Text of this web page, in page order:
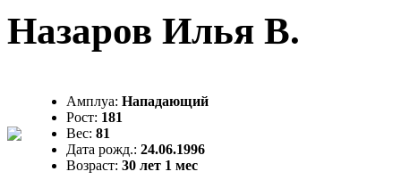
Назаров Илья В.
Амплуа: Нападающий
Рост: 181
Вес: 81
Дата рожд.: 24.06.1996
Возраст: 30 лет 1 мес